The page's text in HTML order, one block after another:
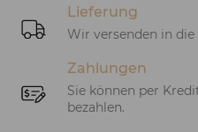
Lieferung
Wir versenden in die
Zahlungen
Sie können per
bezahlen.